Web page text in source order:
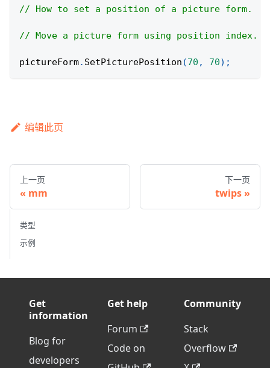
// How to set a position of a picture form.
// Move a picture form using position index.
pictureForm. SetPicturePosition (70 , 70) ;
编辑此页
上一页
mm
下一页
twips
类型
示例
Get
information
Blog for
developers
Get help
Forum
Code on
Community
Stack
Overflow